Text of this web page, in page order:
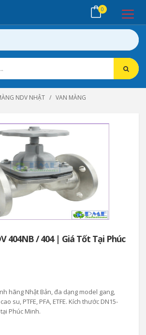
0
NDV NHẬT VAN MÀNG
404NB / 404 | Giá Tốt Tại Phúc
hãng Nhật Bản, đa dạng model gang,
su, PTFE, PFA, ETFE. Kích thước DN15-
Phúc Minh.